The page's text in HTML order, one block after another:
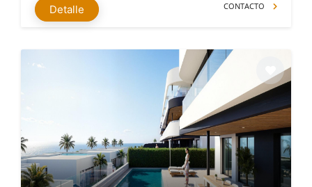
Detalle CONTACTO